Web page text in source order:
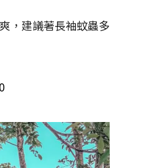
，建議著長袖蚊蟲多